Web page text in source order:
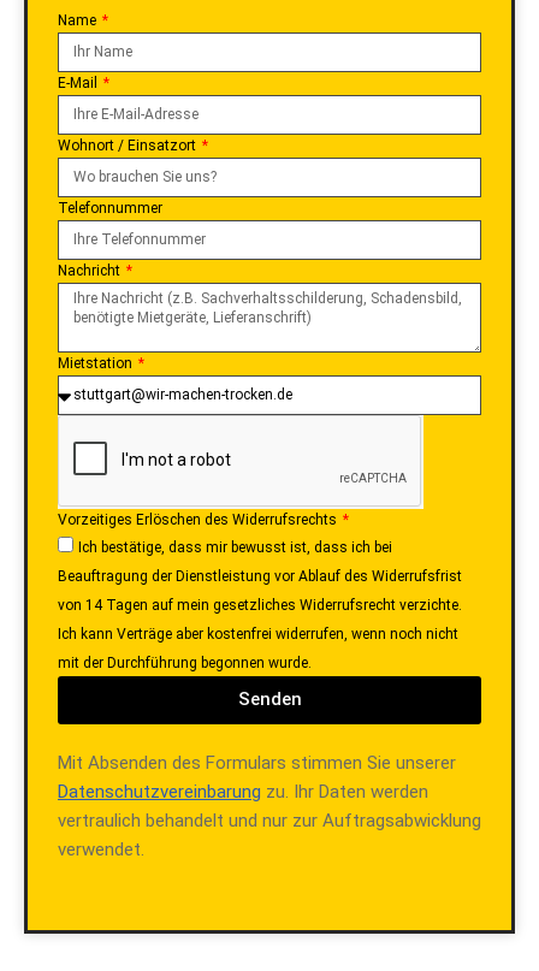
Name
E-Mail
Wohnort / Einsatzort
Telefonnummer
Nachricht
Mietstation
Vorzeitiges Erlöschen des Widerrufsrechts
Ich bestätige, dass mir bewusst ist, dass ich bei
Beauftragung der Dienstleistung vor Ablauf des Widerrufsfrist
von 14 Tagen auf mein gesetzliches Widerrufsrecht verzichte.
Ich kann Verträge aber kostenfrei widerrufen, wenn noch nicht
mit der Durchführung begonnen wurde.
Senden
Mit Absenden des Formulars stimmen Sie unserer
Datenschutzvereinbarung zu. Ihr Daten werden
vertraulich behandelt und nur zur Auftragsabwicklung
verwendet.